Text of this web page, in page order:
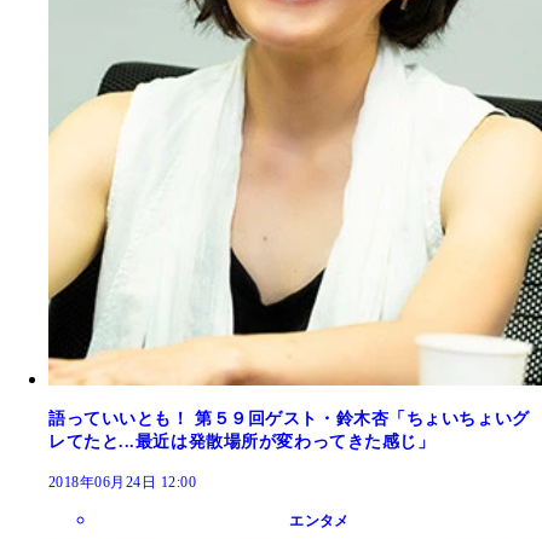
語っていいとも！ 第５９回ゲスト・鈴木杏「ちょいちょいグ
レてたと...最近は発散場所が変わってきた感じ」
2018年06月24日 12:00
エンタメ